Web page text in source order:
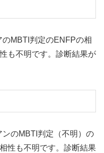
MBTI判定のENFPの相
も不明です。診断結果が
のMBTI判定（不明）の
性も不明です。診断結果